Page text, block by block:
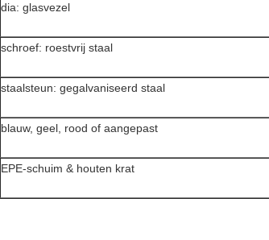
dia: glasvezel
schroef: roestvrij staal
staalsteun: gegalvaniseerd staal
blauw, geel, rood of aangepast
EPE-schuim & houten krat